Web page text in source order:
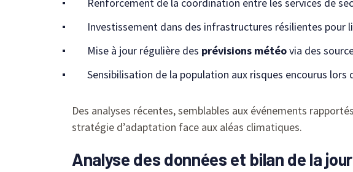
Renforcement de la coordination entre les services de
Investissement dans des infrastructures résilientes pour
Mise à jour régulière des prévisions météovia des
Sensibilisation de la population aux risques encourus lors
Des analyses récentes, semblables aux événements
stratégie d’adaptation face aux aléas climatiques.
Analyse des données et bilan de la